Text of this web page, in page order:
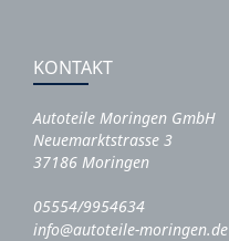
KONTAKT
Autoteile Moringen GmbH
Neuemarktstrasse 3
37186 Moringen
05554/9954634
info@autoteile-moringen.de